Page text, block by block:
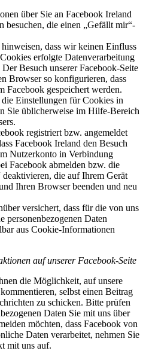
über Sie an Facebook Ireland
besuchen, die einen „Gefällt mir“-
dass wir keinen Einfluss
erfolgte Datenverarbeitung
Besuch unserer Facebook-Seite
Browser so konfigurieren, dass
Facebook gespeichert werden.
Einstellungen für Cookies in
Sie üblicherweise im Hilfe-Bereich
registriert bzw. angemeldet
Facebook Ireland den Besuch
Nutzerkonto in Verbindung
Facebook abmelden bzw. die
die auf Ihrem Gerät
Ihren Browser beenden und neu
versichert, dass für die von uns
personenbezogenen Daten
aus Cookie-Informationen
auf unserer Facebook-Seite
die Möglichkeit, auf unsere
selbst einen Beitrag
zu schicken. Bitte prüfen
Daten Sie mit uns über
möchten, dass Facebook von
Daten verarbeitet, nehmen Sie
mit uns auf.